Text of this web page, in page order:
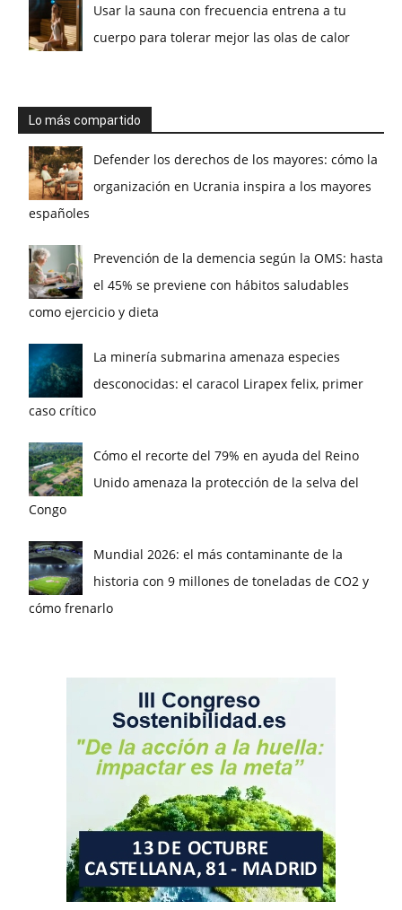
Usar la sauna con frecuencia entrena a tu
cuerpo para tolerar mejor las olas de calor
Lo más compartido
Defender los derechos de los mayores: cómo la
organización en Ucrania inspira a los mayores
españoles
Prevención de la demencia según la OMS: hasta
el 45% se previene con hábitos saludables
como ejercicio y dieta
La minería submarina amenaza especies
desconocidas: el caracol Lirapex felix, primer
caso crítico
Cómo el recorte del 79% en ayuda del Reino
Unido amenaza la protección de la selva del
Congo
Mundial 2026: el más contaminante de la
historia con 9 millones de toneladas de CO2 y
cómo frenarlo